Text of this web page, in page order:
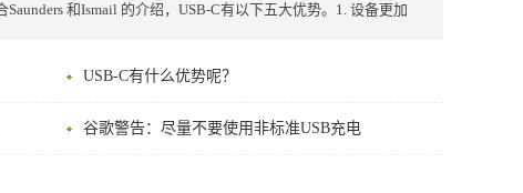
Saunders 和Ismail 的介绍，USB-C有以下五大优势。1. 设备更加
USB-C有什么优势呢？
谷歌警告：尽量不要使用非标准USB充电